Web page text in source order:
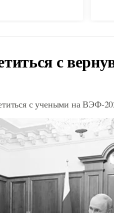
с
с учеными на ВЭФ-